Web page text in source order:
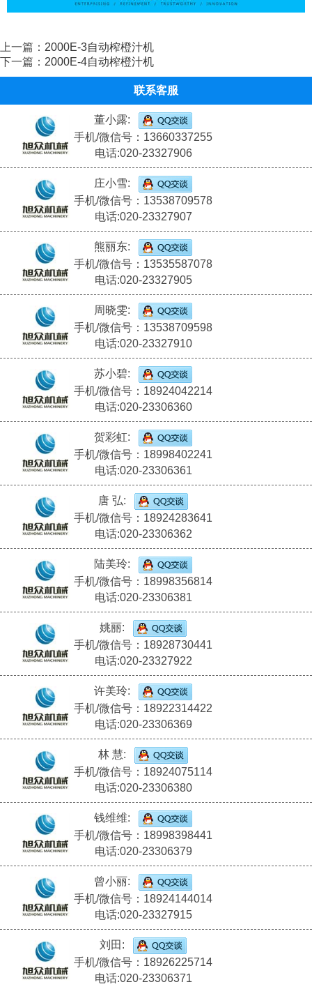
上一篇： 2000E-3自动榨橙汁机
下一篇： 2000E-4自动榨橙汁机
联系客服
董小露:
手机/微信号：13660337255
电话:020-23327906
庄小雪:
手机/微信号：13538709578
电话:020-23327907
熊丽东:
手机/微信号：13535587078
电话:020-23327905
周晓雯:
手机/微信号：13538709598
电话:020-23327910
苏小碧:
手机/微信号：18924042214
电话:020-23306360
贺彩虹:
手机/微信号：18998402241
电话:020-23306361
唐 弘:
手机/微信号：18924283641
电话:020-23306362
陆美玲:
手机/微信号：18998356814
电话:020-23306381
姚丽:
手机/微信号：18928730441
电话:020-23327922
许美玲:
手机/微信号：18922314422
电话:020-23306369
林 慧:
手机/微信号：18924075114
电话:020-23306380
钱维维:
手机/微信号：18998398441
电话:020-23306379
曾小丽:
手机/微信号：18924144014
电话:020-23327915
刘田:
手机/微信号：18926225714
电话:020-23306371